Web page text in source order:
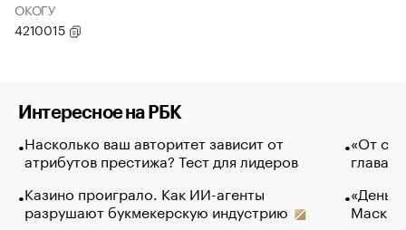
ОКОГУ
4210015
Интересное на РБК
Насколько ваш авторитет зависит от
атрибутов престижа? Тест для лидеров
Казино проиграло. Как ИИ-агенты
разрушают букмекерскую индустрию
«От
глава
Маск в